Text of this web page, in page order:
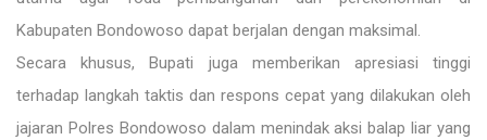
Kabupaten Bondowoso dapat berjalan dengan maksimal.
Secara khusus, Bupati juga memberikan apresiasi tinggi
terhadap langkah taktis dan respons cepat yang dilakukan oleh
jajaran Polres Bondowoso dalam menindak aksi balap liar yang